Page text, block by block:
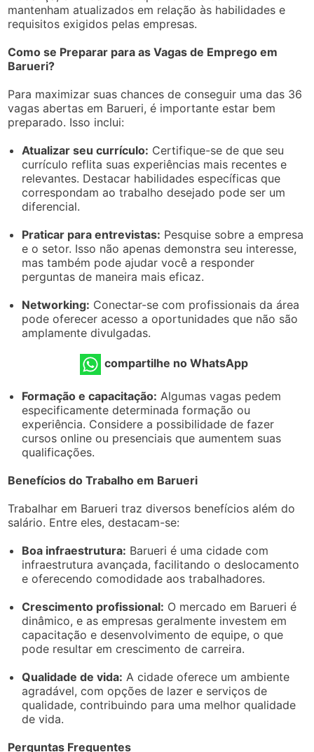
mantenham atualizados em relação às habilidades e
requisitos exigidos pelas empresas.
Como se Preparar para as Vagas de Emprego em
Barueri?
Para maximizar suas chances de conseguir uma das 36
vagas abertas em Barueri, é importante estar bem
preparado. Isso inclui:
Atualizar seu currículo: Certifique-se de que seu
currículo reflita suas experiências mais recentes e
relevantes. Destacar habilidades específicas que
correspondam ao trabalho desejado pode ser um
diferencial.
Praticar para entrevistas: Pesquise sobre a empresa
e o setor. Isso não apenas demonstra seu interesse,
mas também pode ajudar você a responder
perguntas de maneira mais eficaz.
Networking: Conectar-se com profissionais da área
pode oferecer acesso a oportunidades que não são
amplamente divulgadas.
compartilhe no WhatsApp
Formação e capacitação: Algumas vagas pedem
especificamente determinada formação ou
experiência. Considere a possibilidade de fazer
cursos online ou presenciais que aumentem suas
qualificações.
Benefícios do Trabalho em Barueri
Trabalhar em Barueri traz diversos benefícios além do
salário. Entre eles, destacam-se:
Boa infraestrutura: Barueri é uma cidade com
infraestrutura avançada, facilitando o deslocamento
e oferecendo comodidade aos trabalhadores.
Crescimento profissional: O mercado em Barueri é
dinâmico, e as empresas geralmente investem em
capacitação e desenvolvimento de equipe, o que
pode resultar em crescimento de carreira.
Qualidade de vida: A cidade oferece um ambiente
agradável, com opções de lazer e serviços de
qualidade, contribuindo para uma melhor qualidade
de vida.
Perguntas Frequentes